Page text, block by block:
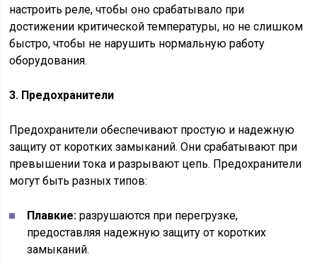
настроить реле, чтобы оно срабатывало при
достижении критической температуры, но не слишком
быстро, чтобы не нарушить нормальную работу
оборудования.
3. Предохранители
Предохранители обеспечивают простую и надежную
защиту от коротких замыканий. Они срабатывают при
превышении тока и разрывают цепь. Предохранители
могут быть разных типов:
Плавкие: разрушаются при перегрузке,
предоставляя надежную защиту от коротких
замыканий.